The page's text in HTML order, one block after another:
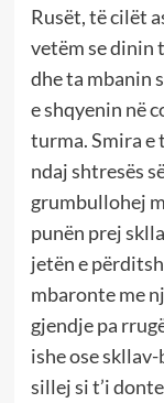
Rusët, të cilët
vetëm se dinin
dhe ta mbanin
e shqyenin në
turma. Smira e
ndaj shtresës
grumbullohej
punën prej
jetën e
mbaronte me
gjendje pa
ishe ose
sillej si t’i